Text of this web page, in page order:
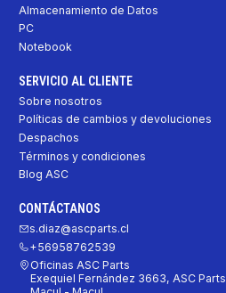
Almacenamiento de Datos
PC
Notebook
SERVICIO AL CLIENTE
Sobre nosotros
Políticas de cambios y devoluciones
Despachos
Términos y condiciones
Blog ASC
CONTÁCTANOS
s.diaz@ascparts.cl
+56958762539
Oficinas ASC Parts
Exequiel Fernández 3663, ASC Parts